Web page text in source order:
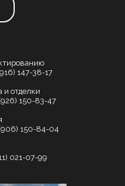
147-38-17
и отделки
150-83-47
150-84-04
021-07-99